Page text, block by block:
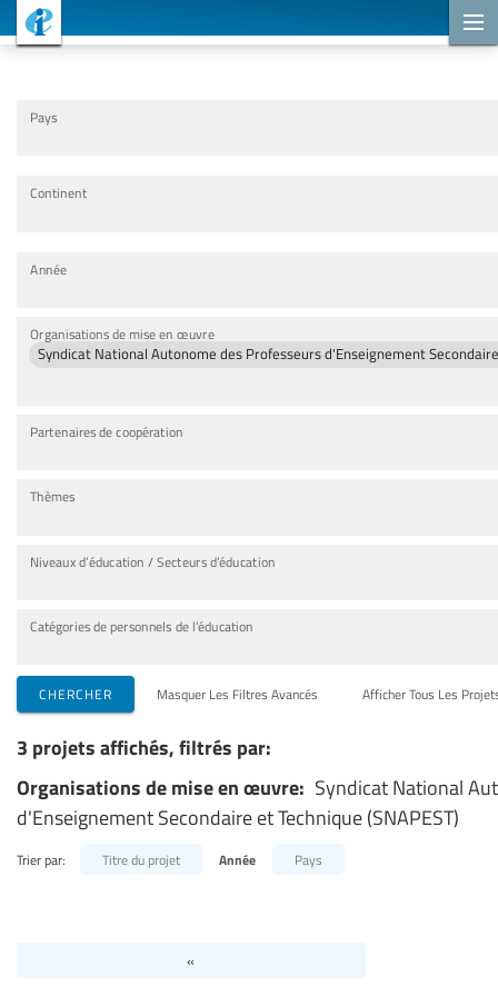
Pays
Continent
Année
Organisations de mise en œuvre
Syndicat National Autonome des Professeurs d'Enseignement Secondaire
Partenaires de coopération
Thèmes
Niveaux d’éducation / Secteurs d’éducation
Catégories de personnels de l’éducation
CHERCHER Masquer Les Filtres Avancés Afficher Tous Les
3 projets affichés, filtrés par:
Organisations de mise en œuvre: Syndicat National
d'Enseignement Secondaire et Technique (SNAPEST)
Trier par: Titre du projet Année Pays
«